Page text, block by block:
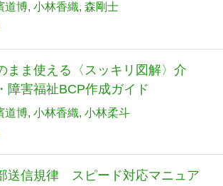
道博 小林香織 森剛士
まま使える〈スッキリ図解〉介
障害福祉BCP作成ガイド
道博 小林香織 小林柔斗
送信規律 スピード対応マニュア